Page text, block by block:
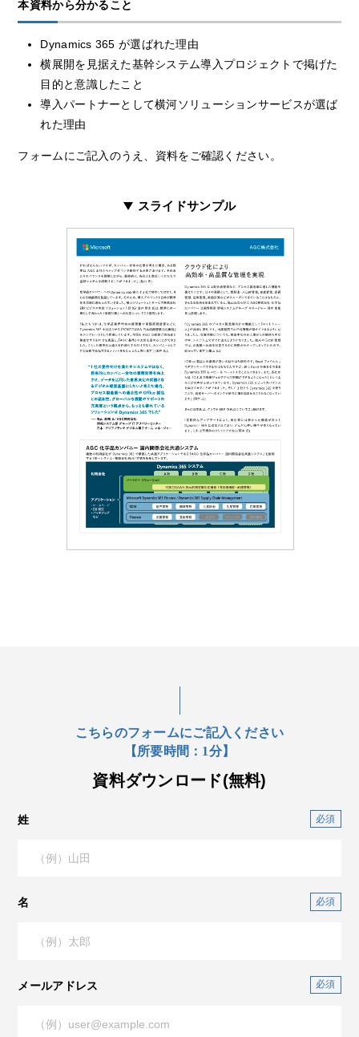
本資料から分かること
Dynamics 365 が選ばれた理由
横展開を見据えた基幹システム導入プロジェクトで掲げた
目的と意識したこと
導入パートナーとして横河ソリューションサービスが選ば
れた理由
フォームにご記入のうえ、資料をご確認ください。
スライドサンプル
こちらのフォームにご記入ください
【所要時間：1分】
資料ダウンロード(無料)
姓
名
メールアドレス